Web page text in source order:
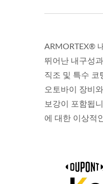
ARMORTEX®
뛰어난 내구성
직조 및 특수 코
오토바이 장비
보강이 포함됩
에 대한 이상적